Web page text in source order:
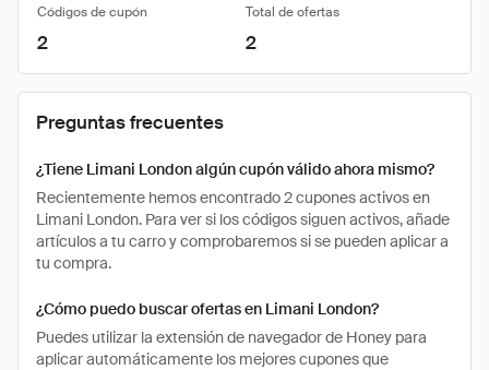
Códigos de cupón Total de ofertas
2 2
Preguntas frecuentes
¿Tiene Limani London algún cupón válido ahora mismo?
Recientemente hemos encontrado 2 cupones activos en
Limani London. Para ver si los códigos siguen activos, añade
artículos a tu carro y comprobaremos si se pueden aplicar a
tu compra.
¿Cómo puedo buscar ofertas en Limani London?
Puedes utilizar la extensión de navegador de Honey para
aplicar automáticamente los mejores cupones que